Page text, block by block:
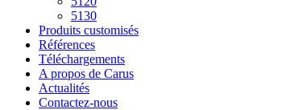
5130
Produits customisés
Références
Téléchargements
A propos de Carus
Actualités
Contactez-nous